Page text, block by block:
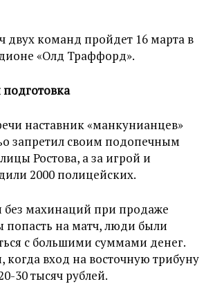
двух команд пройдет 16 марта в
«Олд Траффорд».
наставник «манкунианцев»
запретил своим подопечным
Ростова, а за игрой и
2000 полицейских.
без махинаций при продаже
попасть на матч, люди были
с большими суммами денег.
когда вход на восточную трибуну
30 тысяч рублей.